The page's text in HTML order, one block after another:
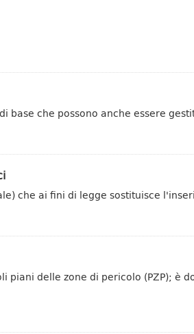
base che possono anche essere
che ai fini di legge sostituisce
piani delle zone di pericolo (PZP); è